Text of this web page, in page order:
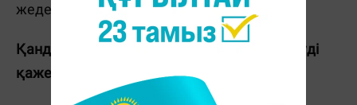
жеделдетеді деген ақпарат расталмаған.
Қандай патологиялар сұйықтықты көп ішуді
қажет етеді?